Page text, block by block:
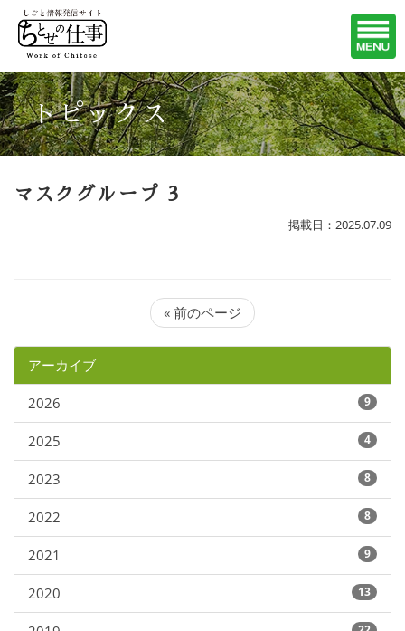
トピックス
マスクグループ 3
掲載日：2025.07.09
« 前のページ
アーカイブ
2026 9
2025 4
2023 8
2022 8
2021 9
2020 13